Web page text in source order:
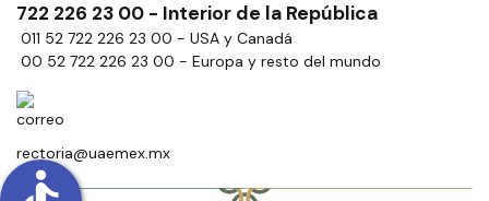
722 226 23 00 - Interior de la República
011 52 722 226 23 00 - USA y Canadá
00 52 722 226 23 00 - Europa y resto del mundo
rectoria@uaemex.mx